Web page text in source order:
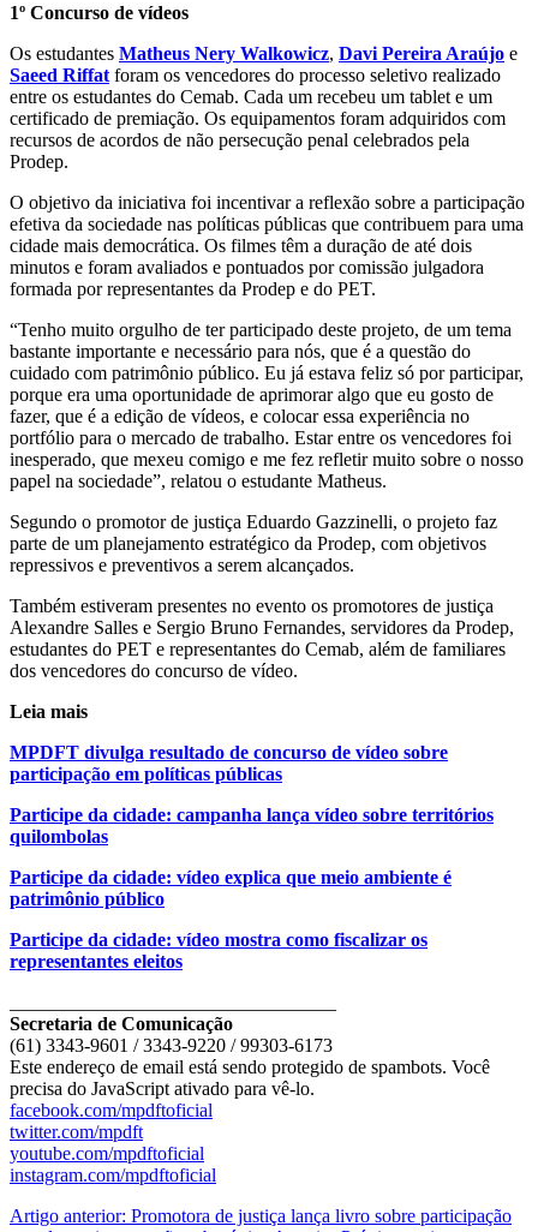
1º Concurso de vídeos
Os estudantes Matheus Nery Walkowicz, Davi Pereira Araújo e
Saeed Riffat foram os vencedores do processo seletivo realizado
entre os estudantes do Cemab. Cada um recebeu um tablet e um
certificado de premiação. Os equipamentos foram adquiridos com
recursos de acordos de não persecução penal celebrados pela
Prodep.
O objetivo da iniciativa foi incentivar a reflexão sobre a participação
efetiva da sociedade nas políticas públicas que contribuem para uma
cidade mais democrática. Os filmes têm a duração de até dois
minutos e foram avaliados e pontuados por comissão julgadora
formada por representantes da Prodep e do PET.
“Tenho muito orgulho de ter participado deste projeto, de um tema
bastante importante e necessário para nós, que é a questão do
cuidado com patrimônio público. Eu já estava feliz só por participar,
porque era uma oportunidade de aprimorar algo que eu gosto de
fazer, que é a edição de vídeos, e colocar essa experiência no
portfólio para o mercado de trabalho. Estar entre os vencedores foi
inesperado, que mexeu comigo e me fez refletir muito sobre o nosso
papel na sociedade”, relatou o estudante Matheus.
Segundo o promotor de justiça Eduardo Gazzinelli, o projeto faz
parte de um planejamento estratégico da Prodep, com objetivos
repressivos e preventivos a serem alcançados.
Também estiveram presentes no evento os promotores de justiça
Alexandre Salles e Sergio Bruno Fernandes, servidores da Prodep,
estudantes do PET e representantes do Cemab, além de familiares
dos vencedores do concurso de vídeo.
Leia mais
MPDFT divulga resultado de concurso de vídeo sobre
participação em políticas públicas
Participe da cidade: campanha lança vídeo sobre territórios
quilombolas
Participe da cidade: vídeo explica que meio ambiente é
patrimônio público
Participe da cidade: vídeo mostra como fiscalizar os
representantes eleitos
Secretaria de Comunicação
(61) 3343-9601 / 3343-9220 / 99303-6173
Este endereço de email está sendo protegido de spambots. Você
precisa do JavaScript ativado para vê-lo.
facebook.com/mpdftoficial
twitter.com/mpdft
youtube.com/mpdftoficial
instagram.com/mpdftoficial
Artigo anterior: Promotora de justiça lança livro sobre participação